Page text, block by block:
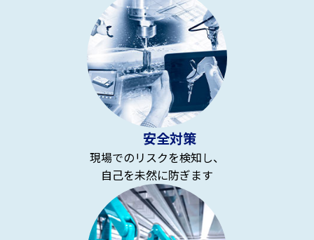
安全対策
現場でのリスクを検知し、
自己を未然に防ぎます